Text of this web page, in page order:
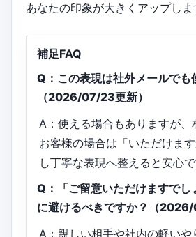
あなたの印象が大きくアップしま
補足FAQ
Q：この表現は社外メールでも
（2026/07/23更新）
A：使える場合もありますが、
お客様の場合は「いただけま
し丁寧な表現へ整えると安心で
Q：「ご留意いただけますでし
に避けるべきですか？（2026/
A：親しい相手や社内の軽いや